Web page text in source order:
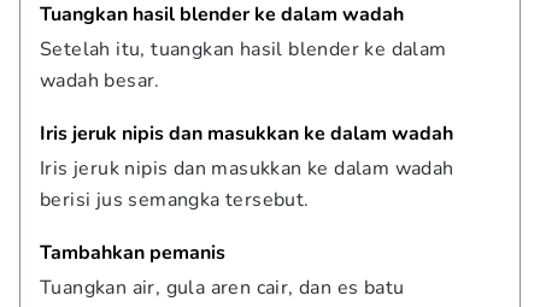
Tuangkan hasil blender ke dalam wadah
Setelah itu, tuangkan hasil blender ke dalam
wadah besar.
Iris jeruk nipis dan masukkan ke dalam wadah
Iris jeruk nipis dan masukkan ke dalam wadah
berisi jus semangka tersebut.
Tambahkan pemanis
Tuangkan air, gula aren cair, dan es batu